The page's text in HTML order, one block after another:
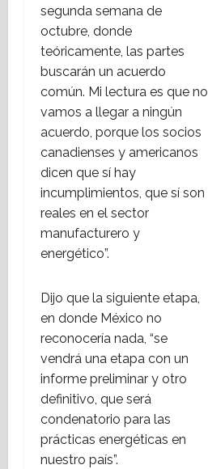
segunda semana de
octubre, donde
teóricamente, las partes
buscarán un acuerdo
común. Mi lectura es que no
vamos a llegar a ningún
acuerdo, porque los socios
canadienses y americanos
dicen que sí hay
incumplimientos, que sí son
reales en el sector
manufacturero y
energético”.
Dijo que la siguiente etapa,
en donde México no
reconocería nada, “se
vendrá una etapa con un
informe preliminar y otro
definitivo, que será
condenatorio para las
prácticas energéticas en
nuestro país”.